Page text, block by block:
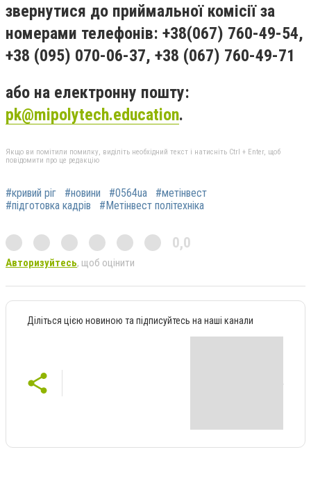
звернутися до приймальної комісії за
номерами телефонів: +38(067) 760-49-54,
+38 (095) 070-06-37, +38 (067) 760-49-71
або на електронну пошту:
pk@mipolytech.education.
Якщо ви помітили помилку, виділіть необхідний текст і натисніть Ctrl + Enter, щоб
повідомити про це редакцію
#кривий ріг #новини #0564ua
#метінвест
#підготовка кадрів
#Метінвест політехніка
0,0
Авторизуйтесь, щоб оцінити
Діліться цією новиною та підписуйтесь на наші канали